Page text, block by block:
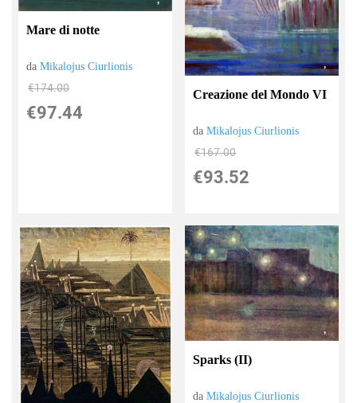
Mare di notte
daMikalojus Ciurlionis
€174.00
€97.44
Creazione del Mondo VI
daMikalojus Ciurlionis
€167.00
€93.52
Sparks (II)
daMikalojus Ciurlionis